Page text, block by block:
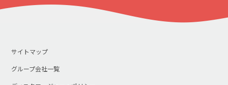
サイトマップ
グループ会社一覧